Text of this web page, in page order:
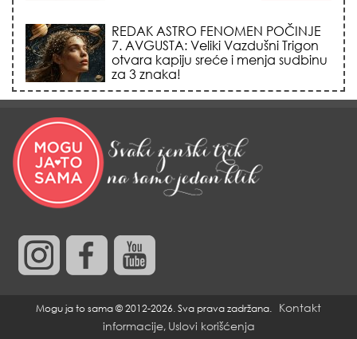
LJUDI U SRBIJI MASOVNO KUPUJU
OVO ČUDO OD 200 DINARA: Trik sa
peškirom i ledom koji rashlađuje stan
na +35 za 10 minuta (BEZ KLIME)!
DATUMI KOJI MENJAJU SUDBINU:
Ošišajte se OVIH dana u mesecu
ako želite da vam kosa raste kao iz
vode i privučete novu ljubav!
TRIK SA CRVENIM NOVČANIKOM I
LOVOROVIM LISTOM: Stari ritual
privlačenja novca koji treba uraditi
Mogu ja to sama © 2012-2026. Sva prava zadržana. Kontakt
informacije, Uslovi korišćenja